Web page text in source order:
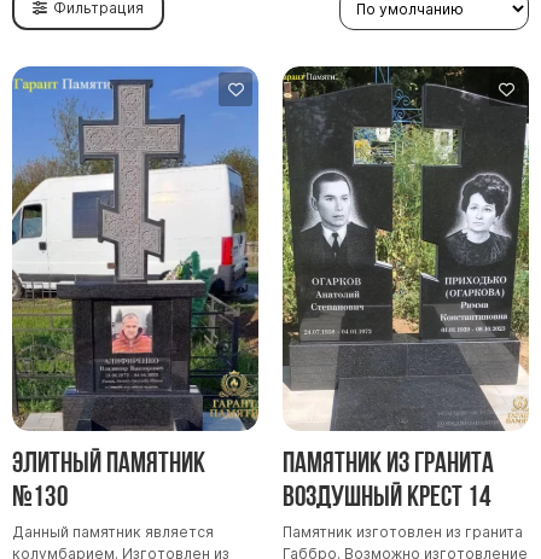
Участникам СВО
Памятники из гранита
Памятники из мрамора
Элитные памятники
Резные памятники
Мемориальные комплексы
Памятники с полноформатным фото
Склеп
Cкульптуры ангел
Фильтрация
Элитный памятник
№130
Данный памятник является
колумбарием. Изготовлен из
Памятник из гранита
Воздушный крест 14
Памятник изготовлен из гранита
Габбро. Возможно изготовление